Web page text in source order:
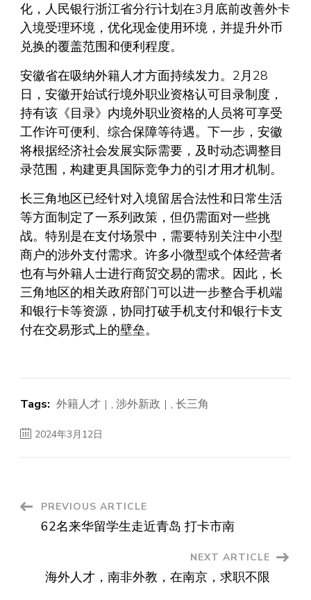
化，人民银行浙江省分行计划在3月底前改善外卡
入境受理环境，优化现金使用环境，并提升外币
兑换的覆盖范围和便利程度。
安徽省在吸纳外籍人才方面持续发力。2月28
日，安徽开始试行境外职业资格认可目录制度，
持有该《目录》内境外职业资格的人员将可享受
工作许可便利、综合保障等待遇。下一步，安徽
将根据经济社会发展实际需要，及时动态调整目
录范围，构建更具国际竞争力的引才用才机制。
长三角地区已经针对入境留居合法性和日常生活
等方面制定了一系列政策，但仍需面对一些挑
战。特别是在支付场景中，需要特别关注中小型
商户的涉外支付需求。许多小微型或个体经营者
也有与外籍人士进行商贸交易的需求。因此，长
三角地区的相关政府部门可以进一步整合手机端
和银行卡等资源，协同打破手机支付和银行卡支
付在交易形式上的壁垒。
Tags: 外籍人才 , 涉外新政 , 长三角
2024年3月12日
Post
Navigation
PREVIOUS ARTICLE
62名来华留学生走近青岛 打卡市南
NEXT ARTICLE
海外人才，南非外教，在南京，求职不限